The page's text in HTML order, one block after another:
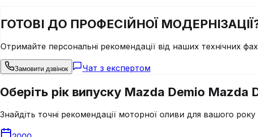
ГОТОВІ ДО ПРОФЕСІЙНОЇ
Отримайте персональні рекомендації від наших технічних
Замовити дзвінок Чат з експертом
Оберіть рік випуску Mazda Demio Mazda
Знайдіть точні рекомендації моторної оливи для вашого року